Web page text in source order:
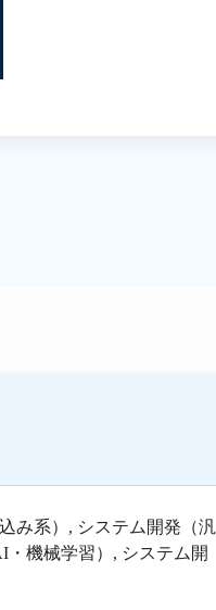
み系） , システム開発（汎
機械学習） , システム開